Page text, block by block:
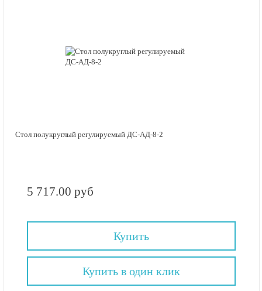
Стол полукруглый регулируемый ДС-АД-8-2
5 717.00 руб
Купить
Купить в один клик